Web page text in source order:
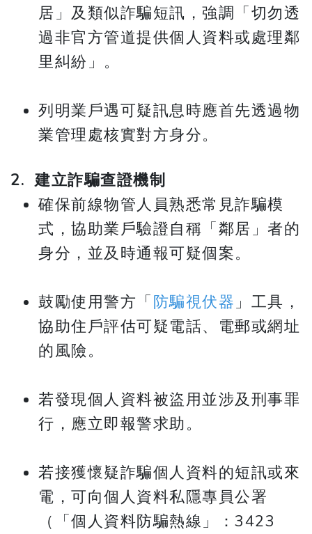
居」及類似詐騙短訊，強調「切勿透
過非官方管道提供個人資料或處理鄰
里糾紛」。
列明業戶遇可疑訊息時應首先透過物
業管理處核實對方身分。
2. 建立詐騙查證機制
確保前線物管人員熟悉常見詐騙模
式，協助業戶驗證自稱「鄰居」者的
身分，並及時通報可疑個案。
鼓勵使用警方「防騙視伏器 」工具，
協助住戶評估可疑電話、電郵或網址
的風險。
若發現個人資料被盜用並涉及刑事罪
行，應立即報警求助。
若接獲懷疑詐騙個人資料的短訊或來
電，可向個人資料私隱專員公署
（「個人資料防騙熱線」：3423